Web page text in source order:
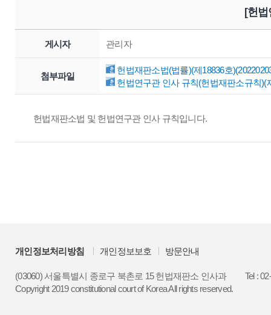
[헌
게시자 관리자
첨부파일
헌법재판소법(법률)(제18836호
헌법연구관 인사 규칙(헌법재판소규칙)(
헌법재판소법 및 헌법연구관 인사 규칙입니다.
개인정보처리방침 개인정보보호 방문안내
(03060) 서울특별시 종로구 북촌로 15 헌법재판소 인사과
Tel :
Copyright 2019 constitutional court of Korea All rights reserved.